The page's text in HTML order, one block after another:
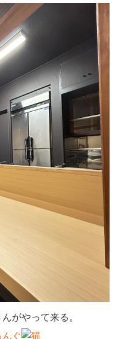
がやって来る。
んぐ